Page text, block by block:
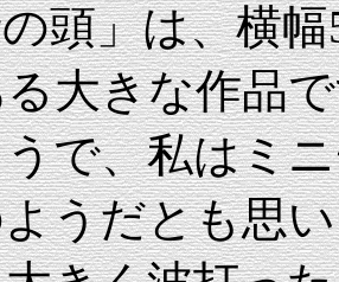
」は、横幅
大きな作品
で、私はミ
うだとも思